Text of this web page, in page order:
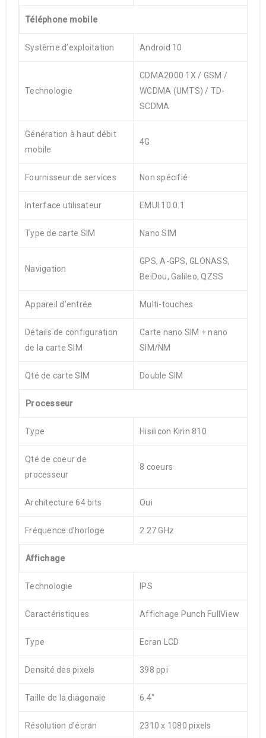
Téléphone mobile
Système d’exploitation Android 10
Technologie
CDMA2000 1X / GSM /
WCDMA (UMTS) / TD-
SCDMA
Génération à haut débit
mobile
4G
Fournisseur de services Non spécifié
Interface utilisateur EMUI 10.0.1
Type de carte SIM Nano SIM
Navigation
GPS, A-GPS, GLONASS,
BeiDou, Galileo, QZSS
Appareil d’entrée Multi-touches
Détails de configuration
de la carte SIM
Carte nano SIM + nano
SIM/NM
Qté de carte SIM Double SIM
Processeur
Type Hisilicon Kirin 810
Qté de coeur de
processeur
8 coeurs
Architecture 64 bits Oui
Fréquence d’horloge 2.27 GHz
Affichage
Technologie IPS
Caractéristiques Affichage Punch FullView
Type Ecran LCD
Densité des pixels 398 ppi
Taille de la diagonale 6.4″
Résolution d’écran 2310 x 1080 pixels